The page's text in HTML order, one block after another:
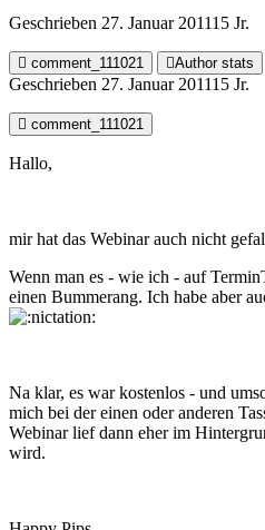
Geschrieben 27. Januar 201115 Jr.
comment_111021 Author stats
Geschrieben 27. Januar 201115 Jr.
comment_111021
Hallo,
mir hat das Webinar auch nicht
Wenn man es - wie ich - auf
einen Bummerang. Ich habe aber
Na klar, es war kostenlos - und
mich bei der einen oder anderen
Webinar lief dann eher im
wird.